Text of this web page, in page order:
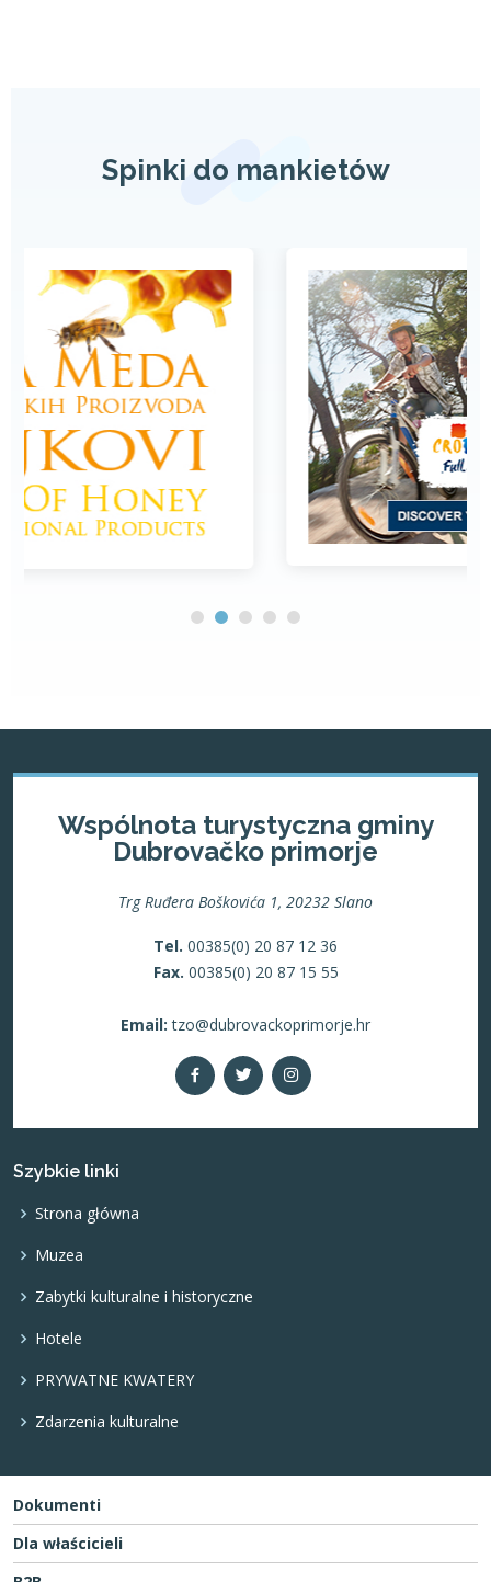
Spinki do mankietów
Wspólnota turystyczna gminy
Dubrovačko primorje
Trg Ruđera Boškovića 1, 20232 Slano
Tel. 00385(0) 20 87 12 36
Fax. 00385(0) 20 87 15 55
Email: tzo@dubrovackoprimorje.hr
Szybkie linki
Strona główna
Muzea
Zabytki kulturalne i historyczne
Hotele
PRYWATNE KWATERY
Zdarzenia kulturalne
Dokumenti
Dla właścicieli